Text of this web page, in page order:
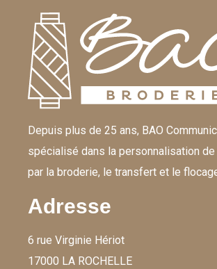
Depuis plus de 25 ans, BAO
spécialisé dans la personnalisation
par la broderie, le transfert et le
Adresse
6 rue Virginie Hériot
17000 LA ROCHELLE